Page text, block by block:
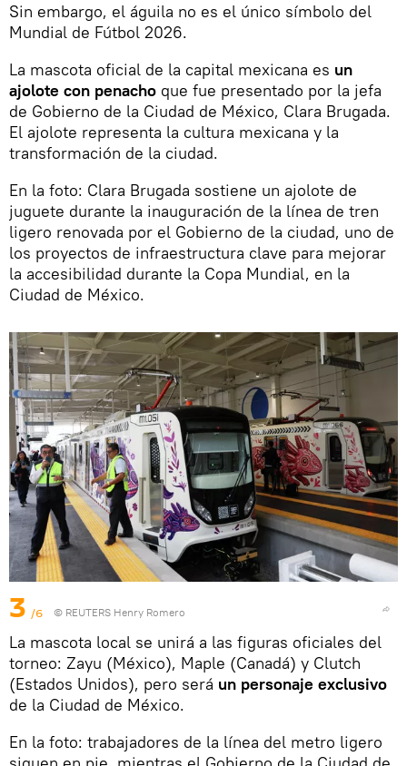
Sin embargo, el águila no es el único símbolo del
Mundial de Fútbol 2026.
La mascota oficial de la capital mexicana es un
ajolote con penacho que fue presentado por la jefa
de Gobierno de la Ciudad de México, Clara Brugada.
El ajolote representa la cultura mexicana y la
transformación de la ciudad.
En la foto: Clara Brugada sostiene un ajolote de
juguete durante la inauguración de la línea de tren
ligero renovada por el Gobierno de la ciudad, uno de
los proyectos de infraestructura clave para mejorar
la accesibilidad durante la Copa Mundial, en la
Ciudad de México.
3 /6 © REUTERS Henry Romero
La mascota local se unirá a las figuras oficiales del
torneo: Zayu (México), Maple (Canadá) y Clutch
(Estados Unidos), pero será un personaje exclusivo
de la Ciudad de México.
En la foto: trabajadores de la línea del metro ligero